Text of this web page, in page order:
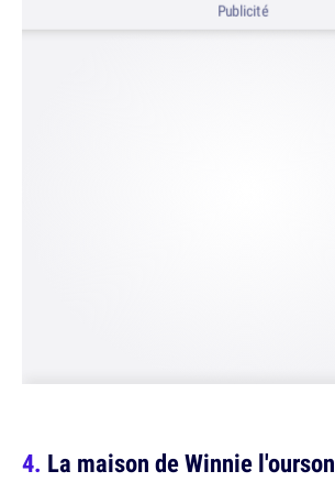
Publicité
La maison de Winnie l'ourson